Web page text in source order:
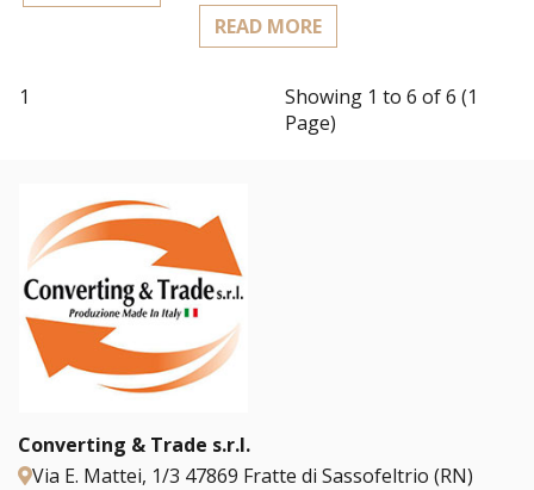
READ MORE
1
Showing 1 to 6 of 6 (1
Page)
Converting & Trade s.r.l.
Via E. Mattei, 1/3 47869 Fratte di Sassofeltrio (RN)